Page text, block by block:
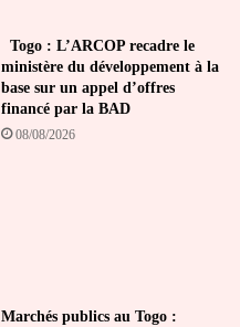
Togo : L’ARCOP recadre le
ministère du développement à la
base sur un appel d’offres
financé par la BAD
08/08/2026
Marchés publics au Togo :